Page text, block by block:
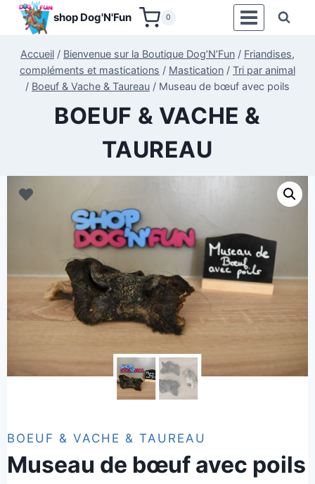
Aller
contenu
shop Dog'N'Fun 0
Accueil / Bienvenue sur la Boutique Dog’N’Fun / Friandises,
compléments et mastications / Mastication / Tri par animal
/ Boeuf & Vache & Taureau / Museau de bœuf avec poils
BOEUF & VACHE &
TAUREAU
BOEUF & VACHE & TAUREAU
Museau de bœuf avec poils